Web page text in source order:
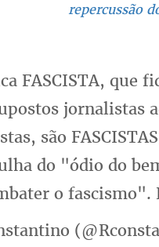
repercussão
FASCISTA, que
jornalistas
são
do "ódio do
o fascismo".